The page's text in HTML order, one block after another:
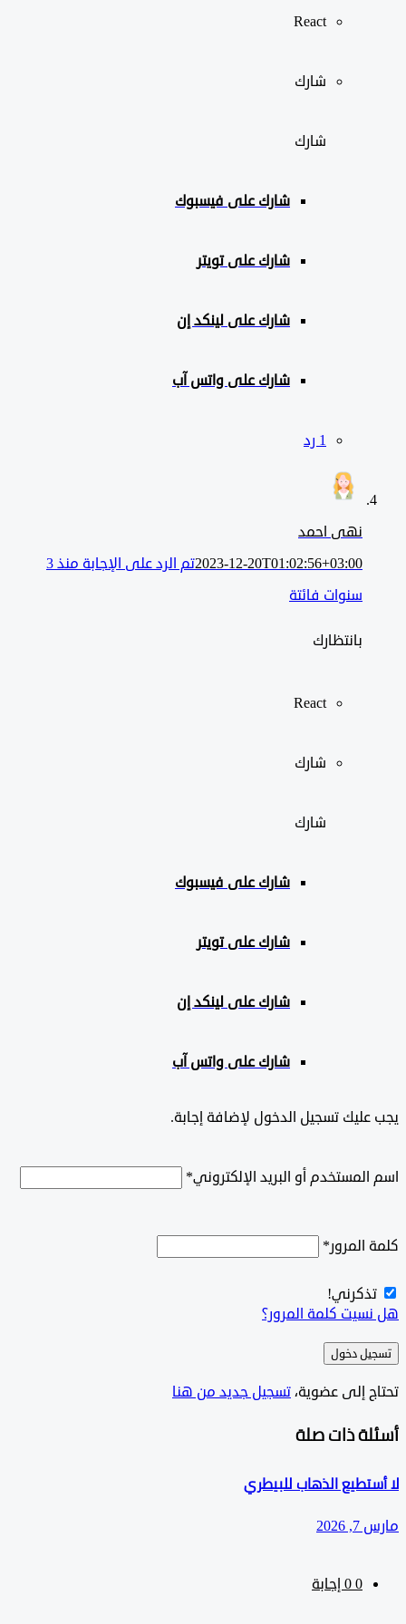
React
شارك
شارك علىفيسبوك
شارك على تويتر
شارك على لينكد إن
شارك على واتس آب
نهى احمد
2023-12-20T01:02:56+03:00
تم الرد على الإجابة منذ 3
سنوات فائتة
بانتظارك
React
شارك
شارك علىفيسبوك
شارك على تويتر
شارك على لينكد إن
شارك على واتس آب
تسجيل الدخول لإضافة إجابة.
أو البريد الإلكتروني*
*
كلمة المرور؟
دخول
إلى عضوية،‫تسجيل جديد من هنا
ذات صلة
الذهاب للبيطري